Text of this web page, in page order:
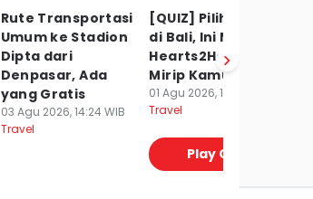
Rute Transportasi
Umum ke Stadion
Dipta dari
Denpasar, Ada
yang Gratis
03 Agu 2026, 14:24 WIB
Travel
[QUIZ] Pilih Pantai
di Bali, Ini Member
Hearts2Hearts
Mirip Kamu
01 Agu 2026, 12:05 WIB
Travel
Play Quiz